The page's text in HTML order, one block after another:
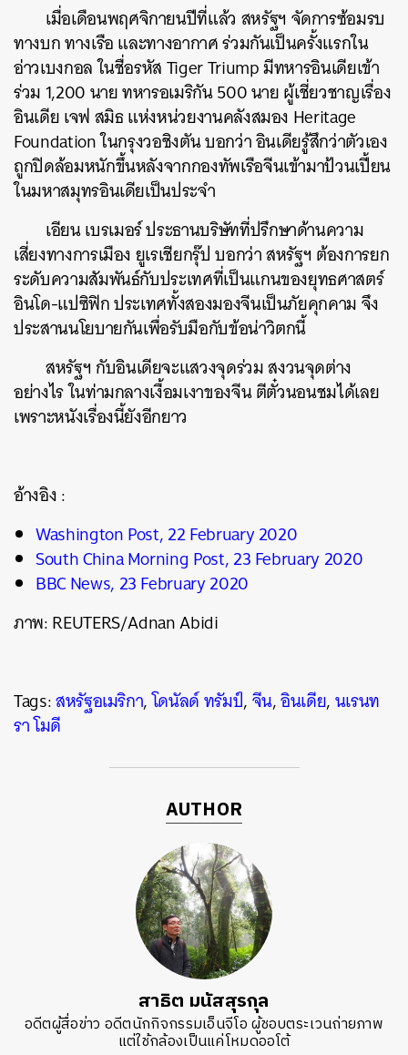
เมื่อเดือนพฤศจิกายนปีที่แล้ว สหรัฐฯ จัดการซ้อมรบ
ทางบก ทางเรือ และทางอากาศ ร่วมกันเป็นครั้งแรกใน
อ่าวเบงกอล ในชื่อรหัส Tiger Triump มีทหารอินเดียเข้า
ร่วม 1,200 นาย ทหารอเมริกัน 500 นาย ผู้เชี่ยวชาญเรื่อง
อินเดีย เจฟ สมิธ แห่งหน่วยงานคลังสมอง Heritage
Foundation ในกรุงวอชิงตัน บอกว่า อินเดียรู้สึกว่าตัวเอง
ถูกปิดล้อมหนักขึ้นหลังจากกองทัพเรือจีนเข้ามาป้วนเปี้ยน
ในมหาสมุทรอินเดียเป็นประจำ
เอียน เบรเมอร์ ประธานบริษัทที่ปรึกษาด้านความ
เสี่ยงทางการเมือง ยูเรเชียกรุ๊ป บอกว่า สหรัฐฯ ต้องการยก
ระดับความสัมพันธ์กับประเทศที่เป็นแกนของยุทธศาสตร์
อินโด-แปซิฟิก ประเทศทั้งสองมองจีนเป็นภัยคุกคาม จึง
ประสานนโยบายกันเพื่อรับมือกับข้อน่าวิตกนี้
สหรัฐฯ กับอินเดียจะแสวงจุดร่วม สงวนจุดต่าง
อย่างไร ในท่ามกลางเงื้อมเงาของจีน ตีตั๋วนอนชมได้เลย
เพราะหนังเรื่องนี้ยังอีกยาว
อ้างอิง :
Washington Post, 22 February 2020
South China Morning Post, 23 February 2020
BBC News, 23 February 2020
ภาพ: REUTERS/Adnan Abidi
Tags:สหรัฐอเมริกา,โดนัลด์ ทรัมป์,จีน,อินเดีย,นเรนท
รา โมดี
AUTHOR
สาธิต มนัสสุรกุล
อดีตผู้สื่อข่าว อดีตนักกิจกรรมเอ็นจีโอ ผู้ชอบตระเวนถ่ายภาพ
แต่ใช้กล้องเป็นแค่โหมดออโต้